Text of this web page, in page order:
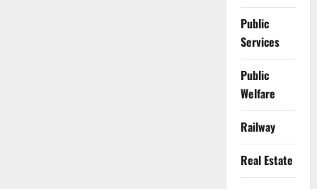
Public
Services
Public
Welfare
Railway
Real Estate